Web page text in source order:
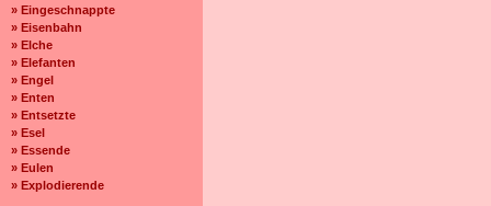
» Eingeschnappte
» Eisenbahn
» Elche
» Elefanten
» Engel
» Enten
» Entsetzte
» Esel
» Essende
» Eulen
» Explodierende